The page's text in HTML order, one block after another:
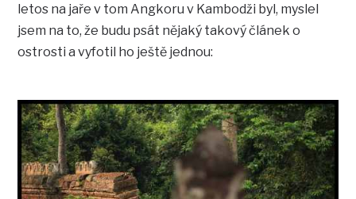
letos na jaře v tom Angkoru v Kambodži byl, myslel
jsem na to, že budu psát nějaký takový článek o
ostrosti a vyfotil ho ještě jednou: